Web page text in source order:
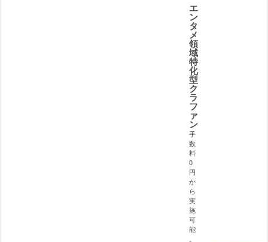
エ
ン
タ
メ
領
域
特
化
型
ク
ラ
フ
ァ
ン
手
数
料
0
円
か
ら
実
施
可
能